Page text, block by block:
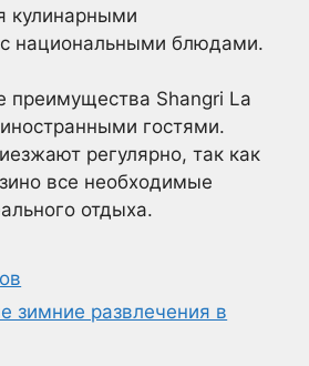
кулинарными
национальными блюдами.
преимущества Shangri La
гостями.
регулярно, так как
все необходимые
отдыха.
зимние развлечения в